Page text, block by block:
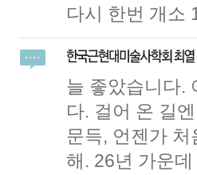
다시 한번 개소
늘 좋았습니다.
다. 걸어 온 길
문득, 언젠가
해. 26년 가운